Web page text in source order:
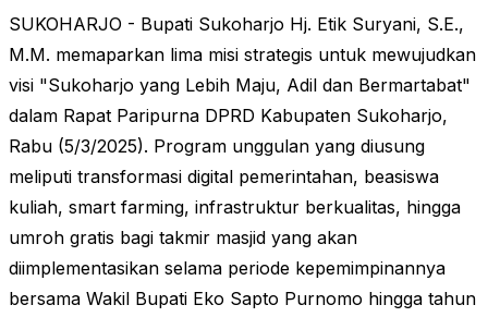
SUKOHARJO - Bupati Sukoharjo Hj. Etik Suryani, S.E.,
M.M. memaparkan lima misi strategis untuk mewujudkan
visi "Sukoharjo yang Lebih Maju, Adil dan Bermartabat"
dalam Rapat Paripurna DPRD Kabupaten Sukoharjo,
Rabu (5/3/2025). Program unggulan yang diusung
meliputi transformasi digital pemerintahan, beasiswa
kuliah, smart farming, infrastruktur berkualitas, hingga
umroh gratis bagi takmir masjid yang akan
diimplementasikan selama periode kepemimpinannya
bersama Wakil Bupati Eko Sapto Purnomo hingga tahun